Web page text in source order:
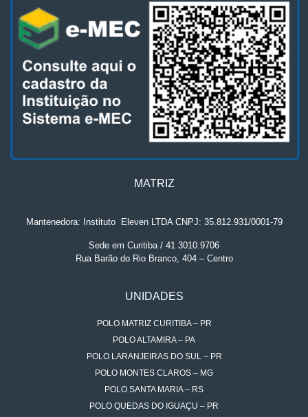
MATRIZ
Mantenedora: Instituto. Eleven LTDA CNPJ: 35.812.931/0001-79
Sede em Curitiba / 41 3010.9706
Rua Barão do Rio Branco, 404 – Centro
UNIDADES
POLO MATRIZ CURITIBA – PR
POLO ALTAMIRA – PA
POLO LARANJEIRAS DO SUL – PR
POLO MONTES CLAROS – MG
POLO SANTA MARIA – RS
POLO QUEDAS DO IGUAÇU – PR